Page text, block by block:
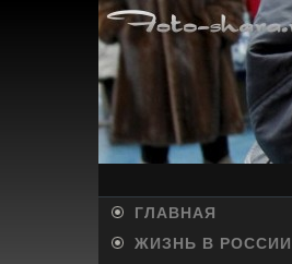
ГЛАВНАЯ
ЖИЗНЬ В РОССИИ